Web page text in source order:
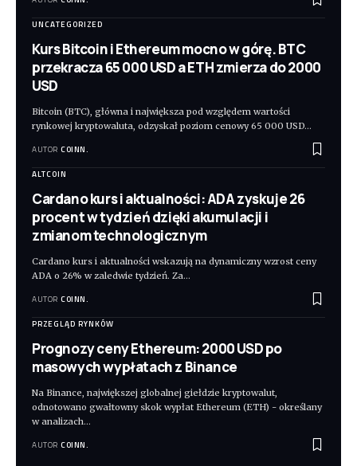
UNCATEGORIZED
Kurs Bitcoin i Ethereum mocno w górę. BTC
przekracza 65 000 USD a ETH zmierza do 2000
USD
Bitcoin (BTC), główna i największa pod względem wartości
rynkowej kryptowaluta, odzyskał poziom cenowy 65 000 USD…
AUTOR COINN.
ALTCOIN
Cardano kurs i aktualności: ADA zyskuje 26
procent w tydzień dzięki akumulacji i
zmianom technologicznym
Cardano kurs i aktualności wskazują na dynamiczny wzrost ceny
ADA o 26% w zaledwie tydzień. Za…
AUTOR COINN.
PRZEGLĄD RYNKÓW
Prognozy ceny Ethereum: 2000 USD po
masowych wypłatach z Binance
Na Binance, największej globalnej giełdzie kryptowalut,
odnotowano gwałtowny skok wypłat Ethereum (ETH) - określany
w analizach…
AUTOR COINN.